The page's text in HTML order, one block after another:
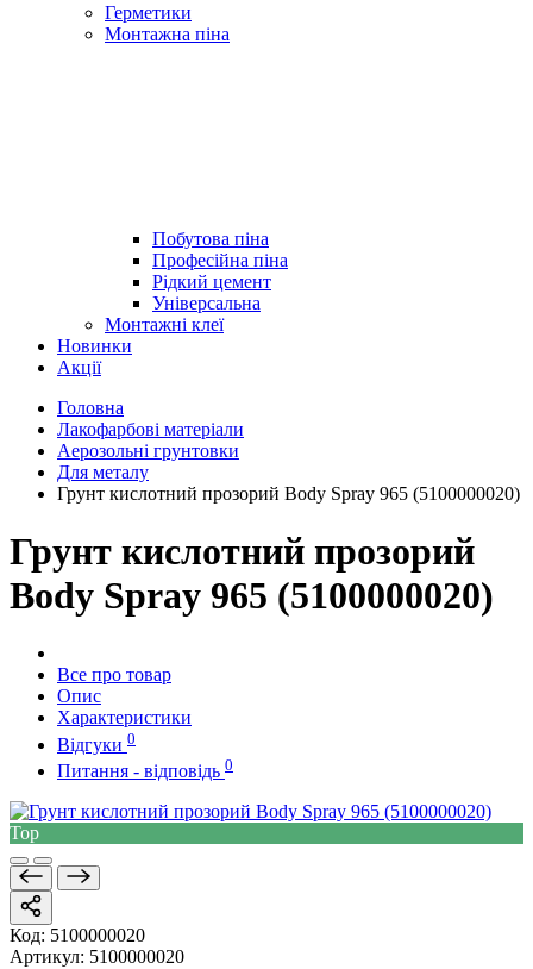
Герметики
Монтажна піна
Побутова піна
Професійна піна
Рідкий цемент
Універсальна
Монтажні клеї
Новинки
Акції
Головна
Лакофарбові матеріали
Аерозольні грунтовки
Для металу
Грунт кислотний прозорий Body Spray 965 (5100000020)
Грунт кислотний прозорий
Body Spray 965 (5100000020)
Все про товар
Опис
Характеристики
Відгуки 0
Питання - відповідь 0
Top
Код: 5100000020
Артикул: 5100000020